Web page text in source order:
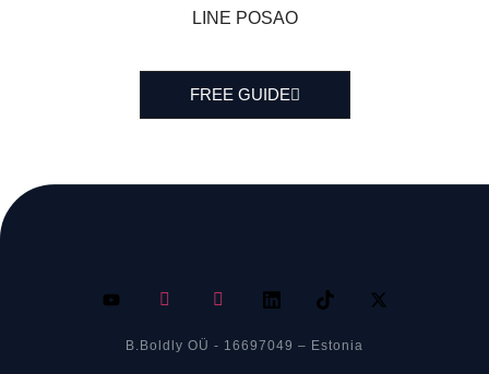
LINE POSAO
FREE GUIDE
B.Boldly OÜ - 16697049 – Estonia